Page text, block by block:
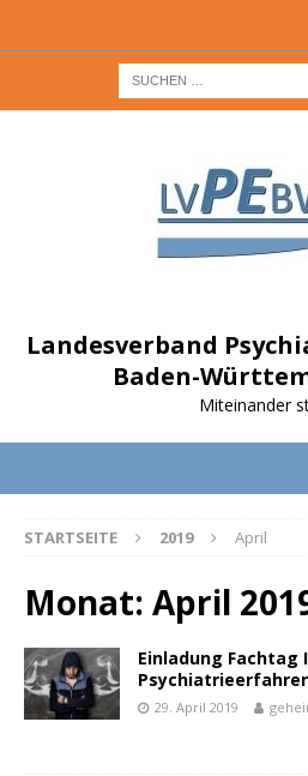
Landesverband
Baden-
Miteinander
STARTSEITE 2019 April
Monat: April
Einladung
29. April 2019